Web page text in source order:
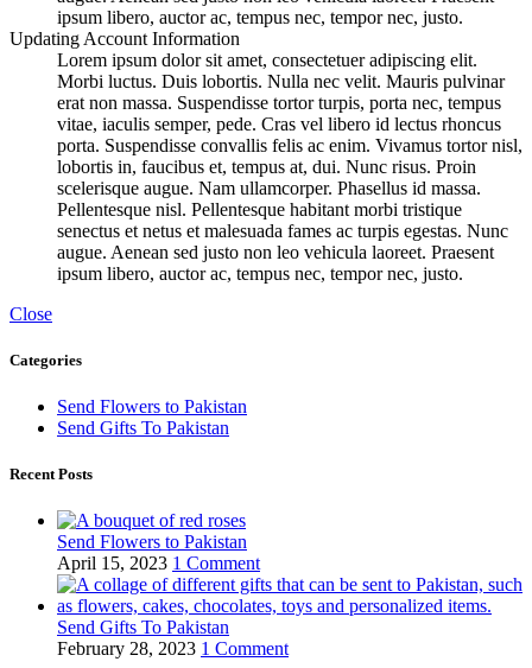
ipsum libero, auctor ac, tempus nec, tempor nec, justo.
Updating Account Information
Lorem ipsum dolor sit amet, consectetuer adipiscing elit.
Morbi luctus. Duis lobortis. Nulla nec velit. Mauris pulvinar
erat non massa. Suspendisse tortor turpis, porta nec, tempus
vitae, iaculis semper, pede. Cras vel libero id lectus rhoncus
porta. Suspendisse convallis felis ac enim. Vivamus tortor nisl,
lobortis in, faucibus et, tempus at, dui. Nunc risus. Proin
scelerisque augue. Nam ullamcorper. Phasellus id massa.
Pellentesque nisl. Pellentesque habitant morbi tristique
senectus et netus et malesuada fames ac turpis egestas. Nunc
augue. Aenean sed justo non leo vehicula laoreet. Praesent
ipsum libero, auctor ac, tempus nec, tempor nec, justo.
Close
Categories
Send Flowers to Pakistan
Send Gifts To Pakistan
Recent Posts
Send Flowers to Pakistan
April 15, 2023 1 Comment
Send Gifts To Pakistan
February 28, 2023 1 Comment